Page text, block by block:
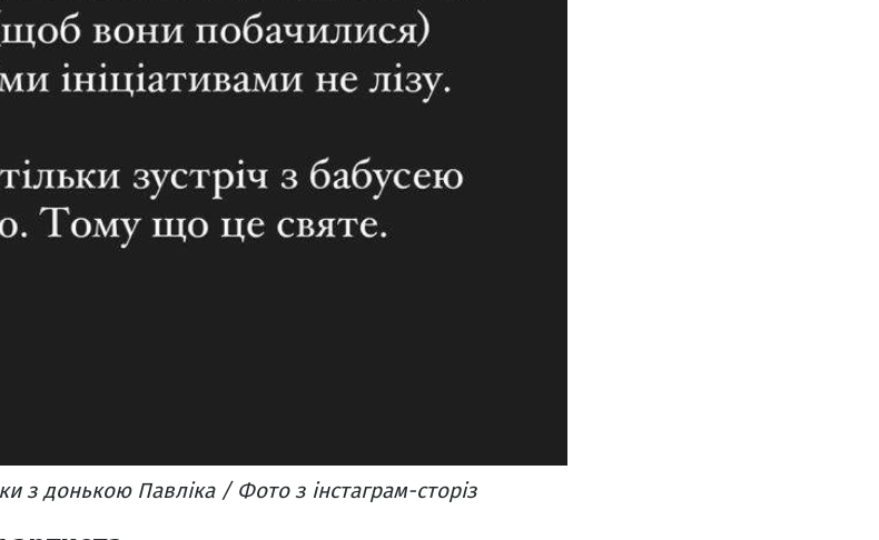
з донькою Павліка / Фото з інстаграм-сторіз